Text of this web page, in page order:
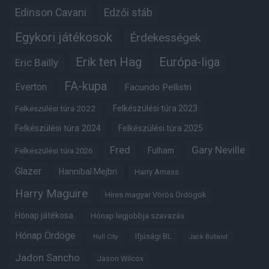
Edinson Cavani Edzői stáb
Egykori játékosok Érdekességek
Eric Bailly Erik ten Hag Európa-liga
Everton FA-kupa Facundo Pellistri
Felkészülési túra 2022 Felkészülési túra 2023
Felkészülési túra 2024 Felkészülési túra 2025
Felkészülési túra 2026 Fred Fulham Gary Neville
Glazer Hannibal Mejbri Harry Amass
Harry Maguire Híres magyar Vörös Ördögök
Hónap játékosa Hónap legjobbja szavazás
Hónap Ördöge Hull City Ifjúsági BL Jack Butland
Jadon Sancho Jason Wilcox